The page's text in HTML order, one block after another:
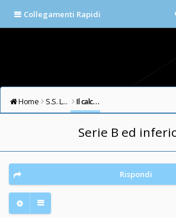
Collegamenti Rapidi
Home S.S. LAZIO FORUM Il calcio in testa
Serie B ed
Rispondi